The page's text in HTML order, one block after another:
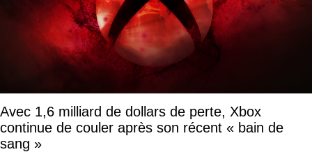
Avec 1,6 milliard de dollars de perte, Xbox
continue de couler après son récent « bain de
sang »